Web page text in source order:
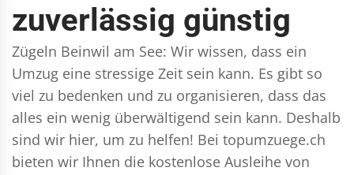
zuverlässig günstig
Zügeln Beinwil am See: Wir wissen, dass ein
Umzug eine stressige Zeit sein kann. Es gibt so
viel zu bedenken und zu organisieren, dass das
alles ein wenig überwältigend sein kann. Deshalb
sind wir hier, um zu helfen! Bei topumzuege.ch
bieten wir Ihnen die kostenlose Ausleihe von